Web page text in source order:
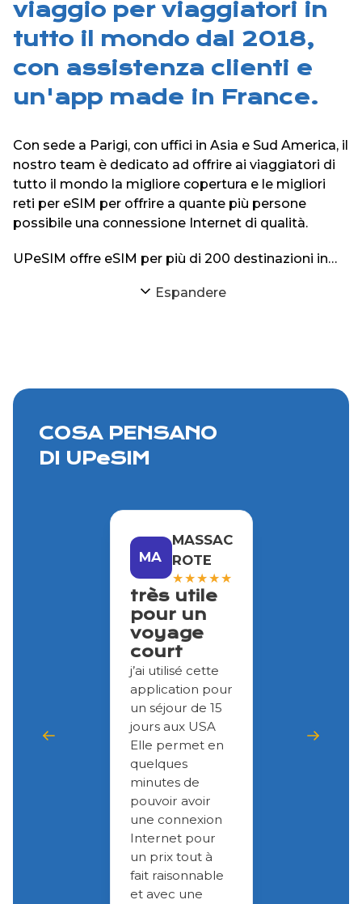
viaggio per viaggiatori in
tutto il mondo dal 2018,
con assistenza clienti e
un'app made in France.
Con sede a Parigi, con uffici in Asia e Sud America, il
nostro team è dedicato ad offrire ai viaggiatori di
tutto il mondo la migliore copertura e le migliori
reti per eSIM per offrire a quante più persone
possibile una connessione Internet di qualità.
UPeSIM offre eSIM per più di 200 destinazioni in
applicazioni iPhone e Android.
Espandere
COSA PENSANO
DI UPeSIM
MA
MASSAC
ROTE
★★★★★
très utile
pour un
voyage
court
j’ai utilisé cette
application pour
un séjour de 15
jours aux USA
Elle permet en
quelques
minutes de
pouvoir avoir
une connexion
Internet pour
un prix tout à
fait raisonnable
et avec une